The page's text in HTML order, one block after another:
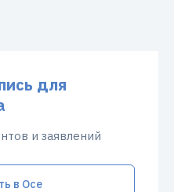
для
и заявлений
в Осе